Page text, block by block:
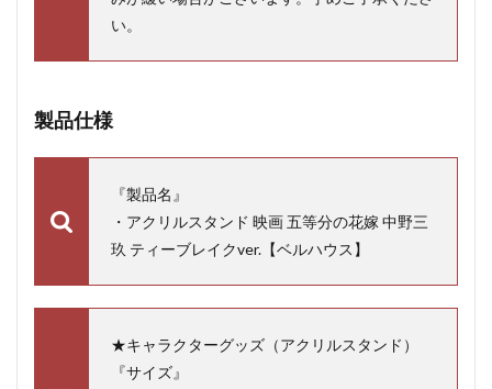
い。
製品仕様
『製品名』
・アクリルスタンド 映画 五等分の花嫁 中野三
玖 ティーブレイクver.【ベルハウス】
★キャラクターグッズ（アクリルスタンド）
『サイズ』